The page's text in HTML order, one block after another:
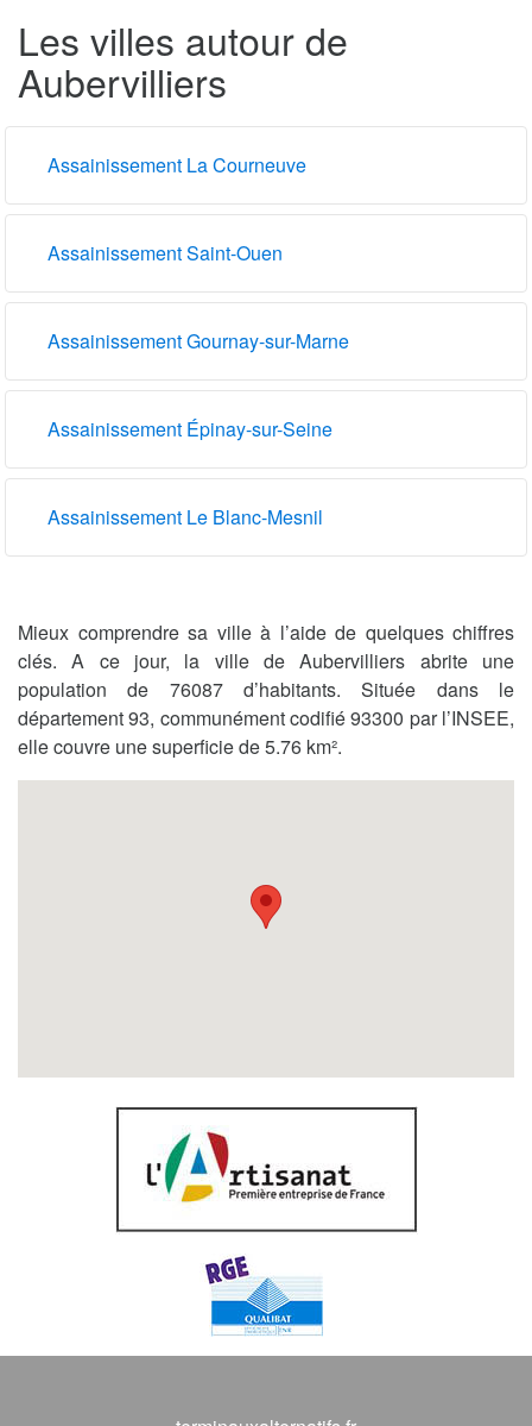
Les villes autour de
Aubervilliers
Assainissement La Courneuve
Assainissement Saint-Ouen
Assainissement Gournay-sur-Marne
Assainissement Épinay-sur-Seine
Assainissement Le Blanc-Mesnil
Mieux comprendre sa ville à l’aide de quelques chiffres
clés. A ce jour, la ville de Aubervilliers abrite une
population de 76087 d’habitants. Située dans le
département 93, communément codifié 93300 par l’INSEE,
elle couvre une superficie de 5.76 km².